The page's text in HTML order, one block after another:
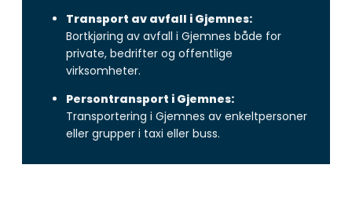
Transport av avfall i Gjemnes:
Bortkjøring av avfall i Gjemnes både for
private, bedrifter og offentlige
virksomheter.
Persontransport i Gjemnes:
Transportering i Gjemnes av enkeltpersoner
eller grupper i taxi eller buss.